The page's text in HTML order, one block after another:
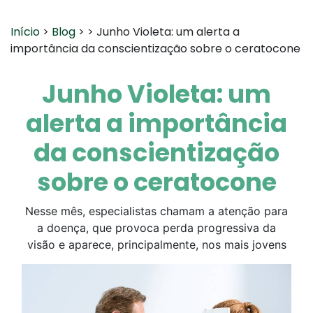
Início > Blog > > Junho Violeta: um alerta a
importância da conscientização sobre o ceratocone
Junho Violeta: um
alerta a importância
da conscientização
sobre o ceratocone
Nesse mês, especialistas chamam a atenção para
a doença, que provoca perda progressiva da
visão e aparece, principalmente, nos mais jovens